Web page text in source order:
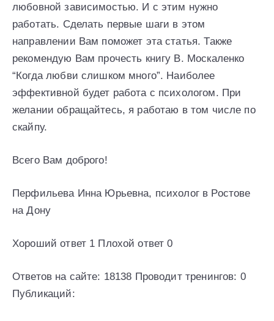
любовной зависимостью. И с этим нужно
работать. Сделать первые шаги в этом
направлении Вам поможет эта статья. Также
рекомендую Вам прочесть книгу В. Москаленко
“Когда любви слишком много”. Наиболее
эффективной будет работа с психологом. При
желании обращайтесь, я работаю в том числе по
скайпу.
Всего Вам доброго!
Перфильева Инна Юрьевна, психолог в Ростове
на Дону
Хороший ответ 1 Плохой ответ 0
Ответов на сайте: 18138 Проводит тренингов: 0
Публикаций: